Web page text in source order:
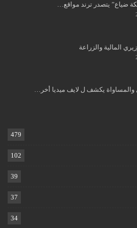
ضياع” يتصدر ترند مواقع…
المالية والزراعة
والمساواة يكشف ل لايف ميديا أخر…
479
102
39
37
34